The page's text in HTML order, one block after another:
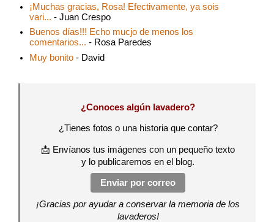
¡Muchas gracias, Rosa! Efectivamente, ya sois
vari... - Juan Crespo
Buenos días!!! Echo mucjo de menos los
comentarios... - Rosa Paredes
Muy bonito - David
¿Conoces algún lavadero?
¿Tienes fotos o una historia que contar?
📩 Envíanos tus imágenes con un pequeño texto
y lo publicaremos en el blog.
Enviar por correo
¡Gracias por ayudar a conservar la memoria de los
lavaderos!